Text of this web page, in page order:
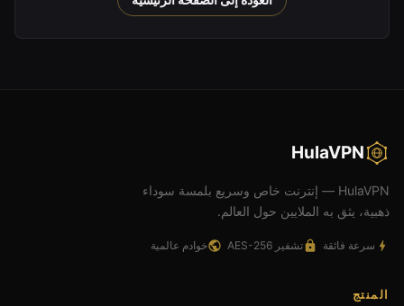
HulaVPN
HulaVPN — إنترنت خاص وسريع بلمسة سوداء
ذهبية، يثق به الملايين حول العالم.
سرعة فائقة تشفير AES-256 خوادم عالمية
المنتج